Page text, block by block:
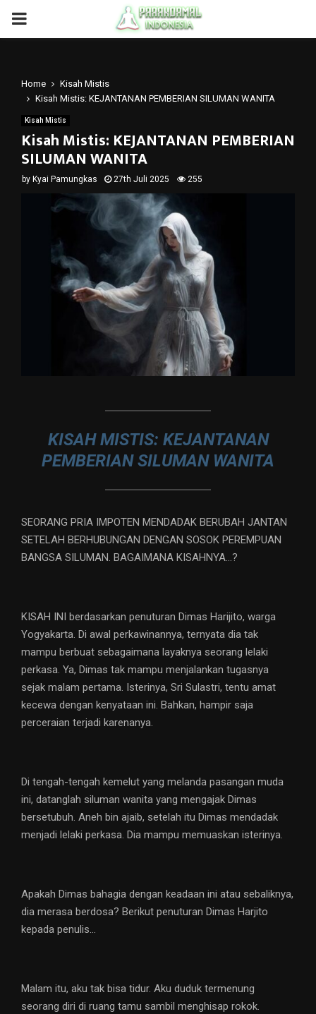
PRIMARY
Home
Kisah Mistis
Kisah Mistis: KEJANTANAN PEMBERIAN SILUMAN WANITA
Kisah Mistis
Kisah Mistis: KEJANTANAN PEMBERIAN
SILUMAN WANITA
by Kyai Pamungkas 27th Juli 2025 255
KISAH MISTIS: KEJANTANAN
PEMBERIAN SILUMAN WANITA
SEORANG PRIA IMPOTEN MENDADAK BERUBAH JANTAN
SETELAH BERHUBUNGAN DENGAN SOSOK PEREMPUAN
BANGSA SILUMAN. BAGAIMANA KISAHNYA…?
KISAH INI berdasarkan penuturan Dimas Harijito, warga
Yogyakarta. Di awal perkawinannya, ternyata dia tak
mampu berbuat sebagaimana layaknya seorang lelaki
perkasa. Ya, Dimas tak mampu menjalankan tugasnya
sejak malam pertama. Isterinya, Sri Sulastri, tentu amat
kecewa dengan kenyataan ini. Bahkan, hampir saja
perceraian terjadi karenanya.
Di tengah-tengah kemelut yang melanda pasangan muda
ini, datanglah siluman wanita yang mengajak Dimas
bersetubuh. Aneh bin ajaib, setelah itu Dimas mendadak
menjadi lelaki perkasa. Dia mampu memuaskan isterinya.
Apakah Dimas bahagia dengan keadaan ini atau sebaliknya,
dia merasa berdosa? Berikut penuturan Dimas Harjito
kepada penulis…
Malam itu, aku tak bisa tidur. Aku duduk termenung
seorang diri di ruang tamu sambil menghisap rokok.